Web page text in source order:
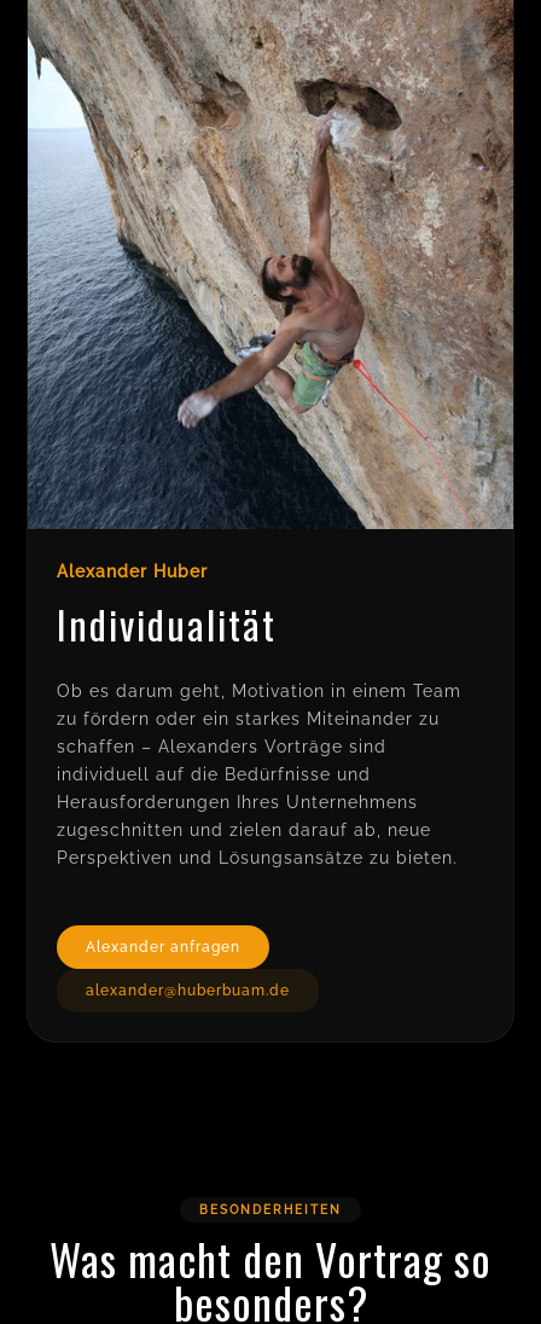
Alexander Huber
Individualität
Ob es darum geht, Motivation in einem Team
zu fördern oder ein starkes Miteinander zu
schaffen – Alexanders Vorträge sind
individuell auf die Bedürfnisse und
Herausforderungen Ihres Unternehmens
zugeschnitten und zielen darauf ab, neue
Perspektiven und Lösungsansätze zu bieten.
Alexander anfragen
alexander@huberbuam.de
BESONDERHEITEN
Was macht den Vortrag so
besonders?